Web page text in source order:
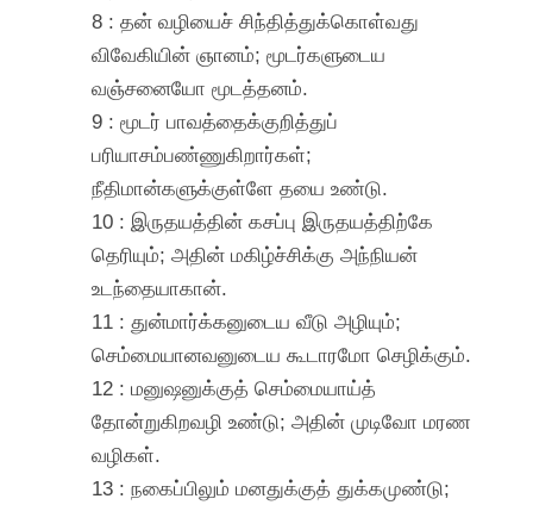
8 : தன் வழியைச் சிந்தித்துக்கொள்வது
விவேகியின் ஞானம்; மூடர்களுடைய
வஞ்சனையோ மூடத்தனம்.
9 : மூடர் பாவத்தைக்குறித்துப்
பரியாசம்பண்ணுகிறார்கள்;
நீதிமான்களுக்குள்ளே தயை உண்டு.
10 : இருதயத்தின் கசப்பு இருதயத்திற்கே
தெரியும்; அதின் மகிழ்ச்சிக்கு அந்நியன்
உடந்தையாகான்.
11 : துன்மார்க்கனுடைய வீடு அழியும்;
செம்மையானவனுடைய கூடாரமோ செழிக்கும்.
12 : மனுஷனுக்குத் செம்மையாய்த்
தோன்றுகிறவழி உண்டு; அதின் முடிவோ மரண
வழிகள்.
13 : நகைப்பிலும் மனதுக்குத் துக்கமுண்டு;